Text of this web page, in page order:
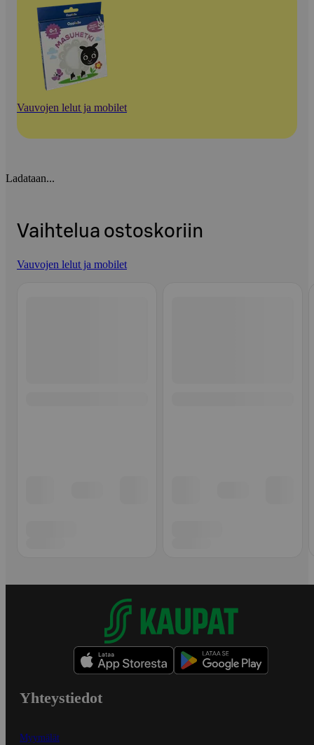
Vauvojen lelut ja mobilet
Ladataan...
Vaihtelua ostoskoriin
Vauvojen lelut ja mobilet
Yhteystiedot
Myymälät